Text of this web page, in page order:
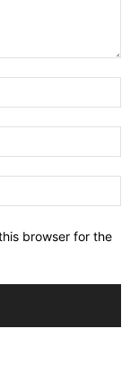
browser for the